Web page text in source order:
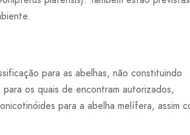
para as abelhas, não constituindo
os quais de encontram autorizados,
para a abelha melífera, assim